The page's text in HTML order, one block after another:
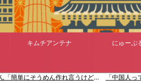
キムチアンテナ にゅーぷ
【悲報】 上沼恵美子さん「簡単にそうめん作れ言うけど、そうめん作りて地獄なんよ」